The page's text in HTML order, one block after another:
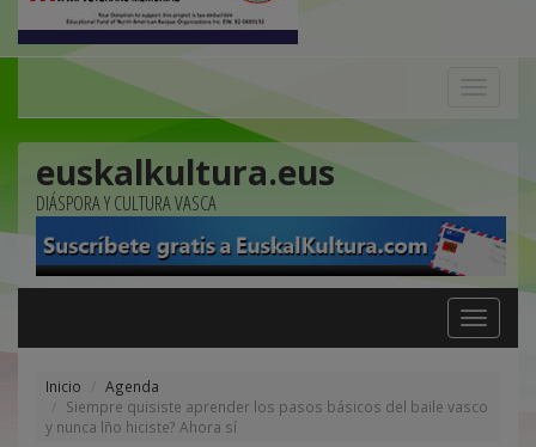
euskalkultura.eus
DIÁSPORA Y CULTURA VASCA
Toggle
navigation
Inicio
Agenda
Siempre quisiste aprender los pasos básicos del baile vasco
y nunca lño hiciste? Ahora sí